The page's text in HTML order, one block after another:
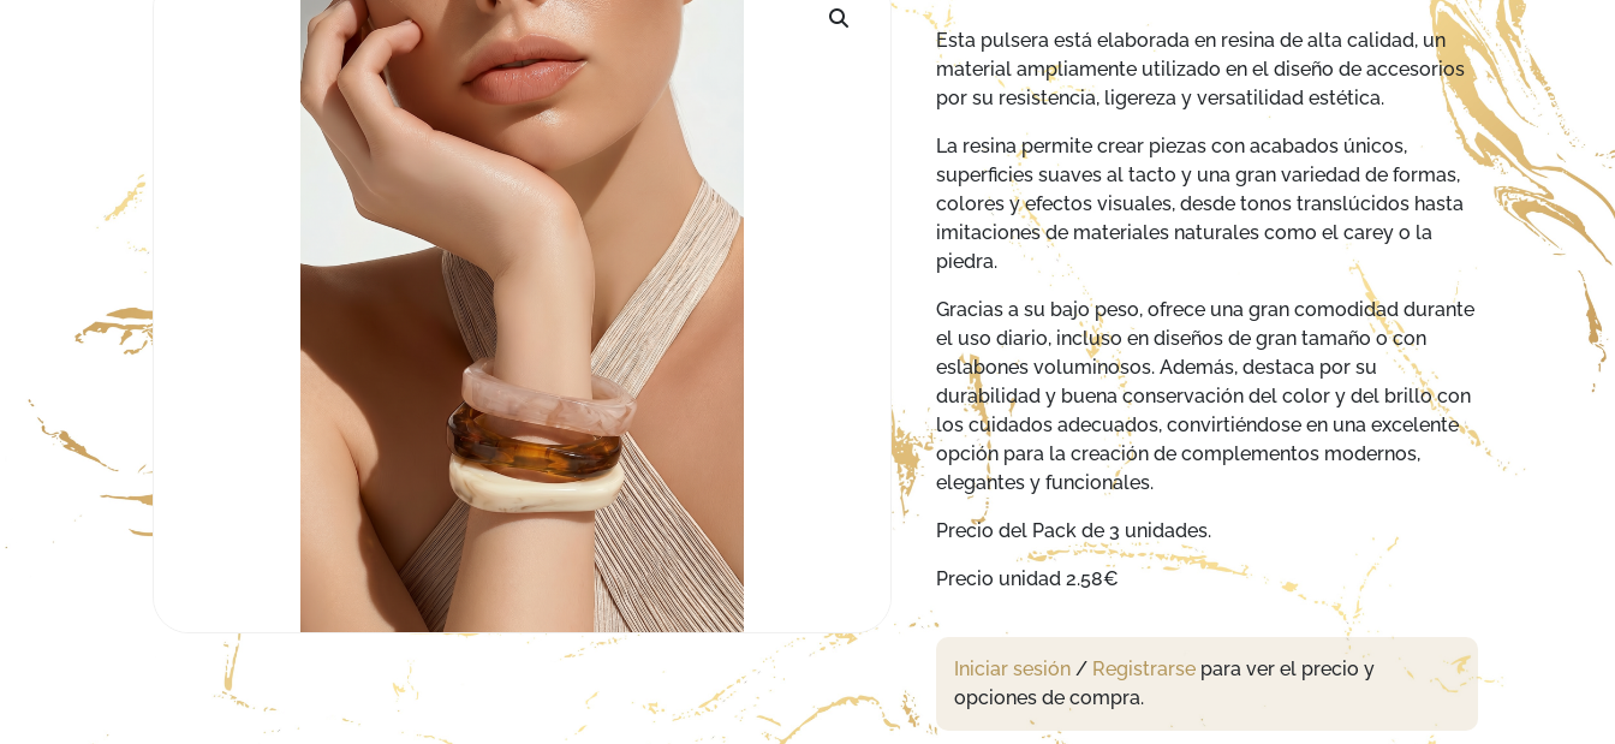
Esta pulsera está elaborada en resina de alta calidad, un
material ampliamente utilizado en el diseño de accesorios
por su resistencia, ligereza y versatilidad estética.
La resina permite crear piezas con acabados únicos,
superficies suaves al tacto y una gran variedad de formas,
colores y efectos visuales, desde tonos translúcidos hasta
imitaciones de materiales naturales como el carey o la
piedra.
Gracias a su bajo peso, ofrece una gran comodidad durante
el uso diario, incluso en diseños de gran tamaño o con
eslabones voluminosos. Además, destaca por su
durabilidad y buena conservación del color y del brillo con
los cuidados adecuados, convirtiéndose en una excelente
opción para la creación de complementos modernos,
elegantes y funcionales.
Precio del Pack de 3 unidades.
Precio unidad 2.58€
Iniciar sesión / Registrarse para ver el precio y
opciones de compra.